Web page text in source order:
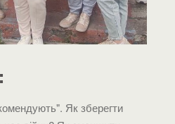
Як зберегти